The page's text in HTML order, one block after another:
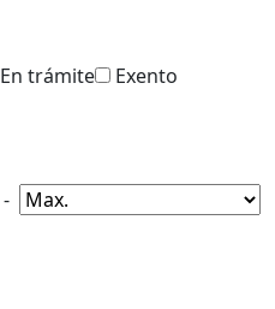
En trámite
Exento
-